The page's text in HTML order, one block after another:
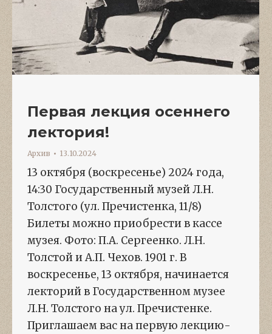
Первая лекция осеннего
лектория!
Архив 13.10.2024
13 октября (воскресенье) 2024 года,
14:30 Государственный музей Л.Н.
Толстого (ул. Пречистенка, 11/8)
Билеты можно приобрести в кассе
музея. Фото: П.А. Сергеенко. Л.Н.
Толстой и А.П. Чехов. 1901 г. В
воскресенье, 13 октября, начинается
лекторий в Государственном музее
Л.Н. Толстого на ул. Пречистенке.
Приглашаем вас на первую лекцию-